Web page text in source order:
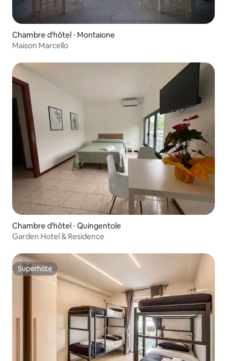
Chambre d'hôtel ⋅ Montaione
Maison Marcello
Chambre d'hôtel ⋅ Quingentole
Garden Hotel & Residence
Superhôte
Superhôte